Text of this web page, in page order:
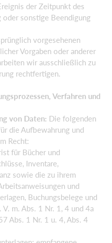
der Zeitpunkt des
sonstige Beendigung
vorgesehenen
Vorgaben oder anderer
wir ausschließlich zu
rechtfertigen.
Verfahren und
von Daten: Die folgenden
die Aufbewahrung und
Recht:
für Bücher und
Inventare,
sowie die zu ihrem
und
Buchungsbelege und
m. Abs. 1 Nr. 1, 4 und 4a
Abs. 1 Nr. 1 u. 4, Abs. 4